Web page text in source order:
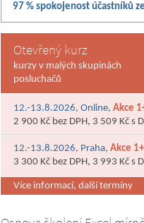
97 % spokojenost účastníků
Otevřený kurz
kurzy v malých skupinách
posluchačů
12.-13.8.2026, Online, Akce
2 900 Kč bez DPH, 3 509 Kč s
12.-13.8.2026, Praha, Akce
3 300 Kč bez DPH, 3 993 Kč s
Více informací, další termíny